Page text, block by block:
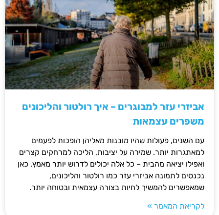
אביזרי עזר למבוגרים – איך רולטור והליכונים
משפרים עצמאות
עם השנים, פעולות שהיו מובנות מאליהן הופכות לפעמים
למאתגרות יותר. שמירה על יציבות, הליכה למרחקים קצרים
ואפילו יציאה מהבית – כל אלה יכולים לדרוש יותר מאמץ. כאן
נכנסים לתמונה אביזרי עזר כמו רולטור והליכונים,
שמאפשרים להמשיך לחיות בצורה עצמאית ובטוחה יותר.
לקריאת המאמר »